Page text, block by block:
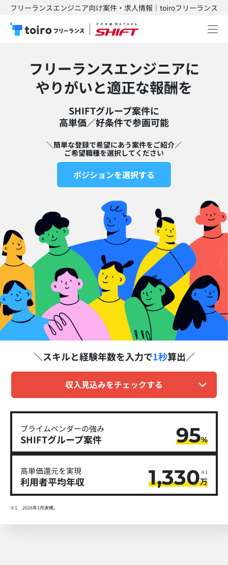
フリーランスエンジニア向け案件・求人情報｜toiroフリーランス
フリーランスエンジニアに
​やりがいと適正な報酬を
SHIFTグループ案件に
高単価／好条件で参画可能​
＼簡単な登録で希望にあう案件をご紹介／
ご希望職種を選択してください
ポジションを選択する
スキルと経験年数を入力で1秒算出
収入見込みをチェックする
プライムベンダーの強み
SHIFTグループ​案件 95%
高単価還元を実現
利用者平均年収 1,330万
※1
※1 2026年1月実績。